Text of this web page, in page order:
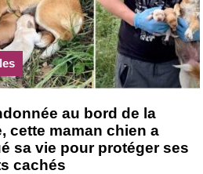
au bord de la
cette maman chien a
sa vie pour protéger ses
cachés